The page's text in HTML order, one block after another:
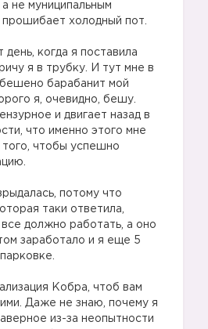
не муниципальным
холодный пот.
день, когда я поставила
я в трубку. И тут мне в
барабанит мой
я, очевидно, бешу.
и двигает назад в
что именно этого мне
того, чтобы успешно
потому что
таки ответила,
должно работать, а оно
заработало и я еще 5
Кобра, чтоб вам
Даже не знаю, почему я
из-за неопытности